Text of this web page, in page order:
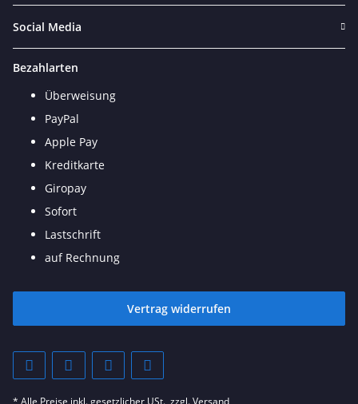
Social Media
Bezahlarten
Überweisung
PayPal
Apple Pay
Kreditkarte
Giropay
Sofort
Lastschrift
auf Rechnung
Vertrag widerrufen
* Alle Preise inkl. gesetzlicher USt., zzgl. Versand